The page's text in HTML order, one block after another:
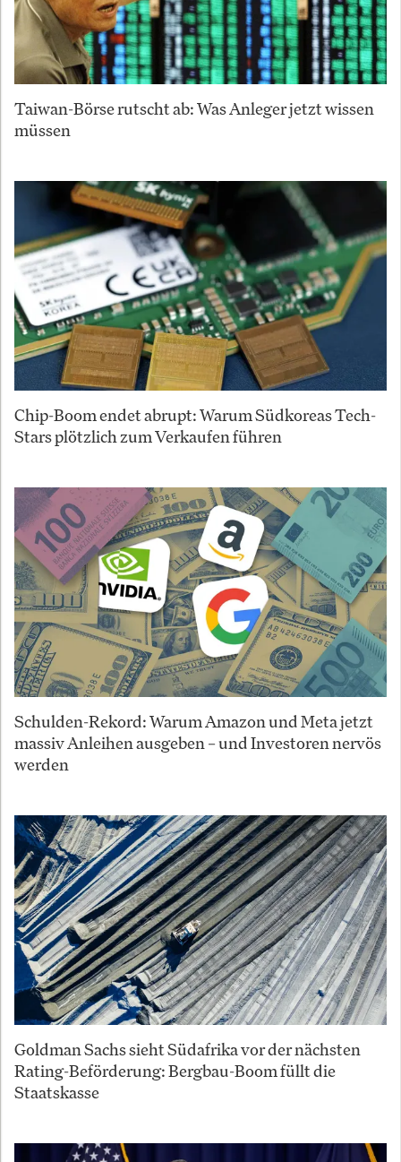
Taiwan-Börse rutscht ab: Was Anleger jetzt wissen
müssen
Chip-Boom endet abrupt: Warum Südkoreas Tech-
Stars plötzlich zum Verkaufen führen
Schulden-Rekord: Warum Amazon und Meta jetzt
massiv Anleihen ausgeben – und Investoren nervös
werden
Goldman Sachs sieht Südafrika vor der nächsten
Rating-Beförderung: Bergbau-Boom füllt die
Staatskasse